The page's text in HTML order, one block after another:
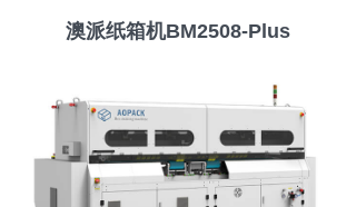
澳派纸箱机BM2508-Plus